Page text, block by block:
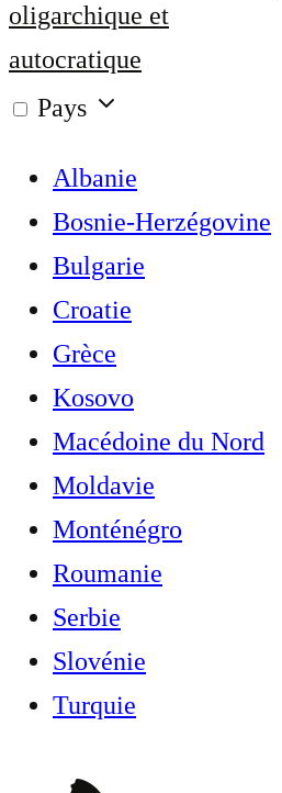
oligarchique et
autocratique
Pays
Albanie
Bosnie-Herzégovine
Bulgarie
Croatie
Grèce
Kosovo
Macédoine du Nord
Moldavie
Monténégro
Roumanie
Serbie
Slovénie
Turquie